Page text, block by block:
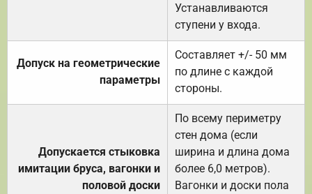
Устанавливаются
ступени у входа.
Допуск на геометрические
параметры
Составляет +/- 50 мм
по длине с каждой
стороны.
Допускается стыковка
имитации бруса, вагонки и
половой доски
По всему периметру
стен дома (если
ширина и длина дома
более 6,0 метров).
Вагонки и доски пола